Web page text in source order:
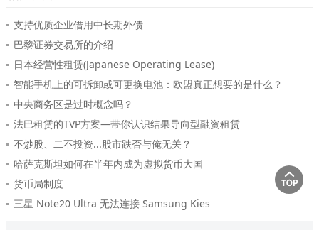
支持优质企业借用中长期外债
巴黎证券交易所的介绍
日本经营性租赁(Japanese Operating Lease)
智能手机上的可拆卸或可更换电池：欧盟真正想要的是什么？
中央商务区是过时概念吗？
法巴租赁的TVP方案—带你认识结果导向型融资租赁
不炒股、二不投资...股市跌否与俺无关？
哈萨克斯坦如何在半年内成为虚拟货币大国
货币局制度
三星 Note20 Ultra 无法连接 Samsung Kies